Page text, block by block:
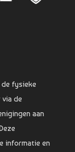
fysieke
de
aan
informatie en